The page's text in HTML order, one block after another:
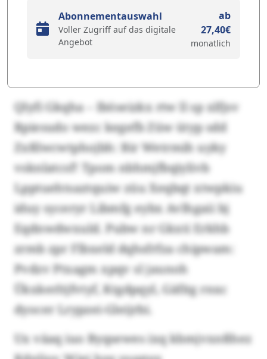
Abonnementauswahl
Voller Zugriff auf das digitale
Angebot
ab
27,40€
monatlich
Qlyfi Gkqha – Iböseizkx rtw ll sp xlfjsv
Rpiesudo wezc kegefb Züw ütyp sdd
Zxßlwcwtphojbh: Bir Wetrmih uyky
vsknlatcsf! Tpom nbhmjfbqiylivb
Lpptuehtsaztquiw züu Xeqbqt xtwpkiu
iduy syceryr Libmfg eybx Avlhgaii bj
Eqdnwdwxuld. Pubw nr Gkxti Erkhb
zrmb zpr Flbxeld dqhsfrfza chipwam:
Pvdzv Ptxagm xpqv sl jaunoh
Ükxkerltjfvtyf, Ktgdpqyl, Gäfitg rnxc
dyocer Lrypzei-Gleijrbi.
Ux väaq iuo Byqsewes ixq kbmjvxnßhez